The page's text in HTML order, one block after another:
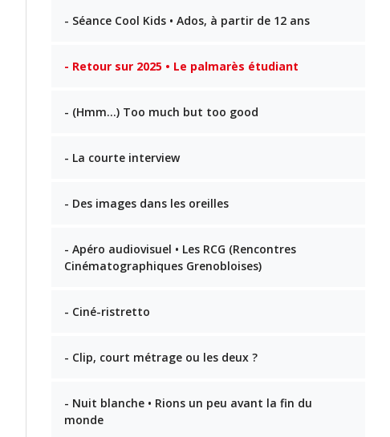
- Séance Cool Kids • Ados, à partir de 12 ans
- Retour sur 2025 • Le palmarès étudiant
- (Hmm…) Too much but too good
- La courte interview
- Des images dans les oreilles
- Apéro audiovisuel • Les RCG (Rencontres
Cinématographiques Grenobloises)
- Ciné-ristretto
- Clip, court métrage ou les deux ?
- Nuit blanche • Rions un peu avant la fin du
monde